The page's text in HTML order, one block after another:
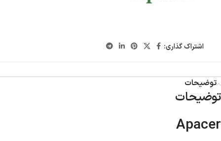
اشتراک گذاری:
توضیحات
توضیحات
Apacer